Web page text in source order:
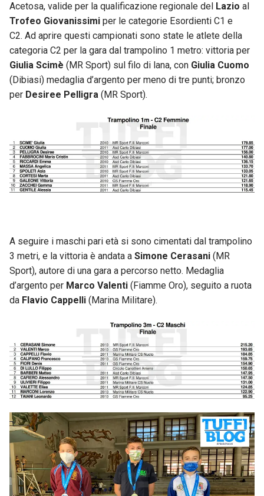
Acetosa, valide per la qualificazione regionale del Lazio al
Trofeo Giovanissimi per le categorie Esordienti C1 e
C2. Ad aprire questi campionati sono state le atlete della
categoria C2 per la gara dal trampolino 1 metro: vittoria per
Giulia Scimè (MR Sport) sul filo di lana, con Giulia Cuomo
(Dibiasi) medaglia d’argento per meno di tre punti; bronzo
per Desiree Pelligra (MR Sport).
A seguire i maschi pari età si sono cimentati dal trampolino
3 metri, e la vittoria è andata a Simone Cerasani (MR
Sport), autore di una gara a percorso netto. Medaglia
d’argento per Marco Valenti (Fiamme Oro), seguito a ruota
da Flavio Cappelli (Marina Militare).